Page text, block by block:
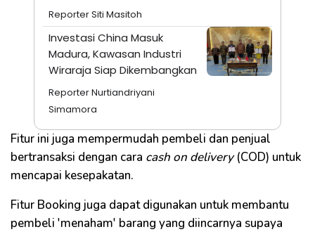
Reporter Siti Masitoh
Investasi China Masuk
Madura, Kawasan Industri
Wiraraja Siap Dikembangkan
Reporter Nurtiandriyani
Simamora
Fitur ini juga mempermudah pembeli dan penjual
bertransaksi dengan cara cash on delivery(COD) untuk
mencapai kesepakatan.
Fitur Booking juga dapat digunakan untuk membantu
pembeli 'menaham' barang yang diincarnya supaya